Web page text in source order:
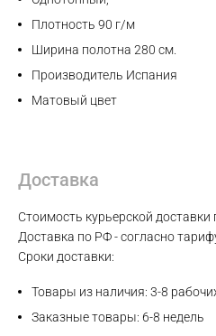
Плотность 90 г/м
Ширина полотна 280 см.
Производитель Испания
Матовый цвет
Доставка
Стоимость курьерской доставки
Доставка по РФ - согласно
Сроки доставки:
Товары из наличия: 3-8
Заказные товары: 6-8 недель